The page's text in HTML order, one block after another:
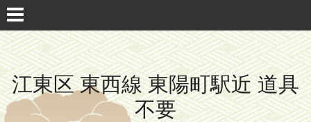
江東区 東西線 東陽町駅近 道具
不要